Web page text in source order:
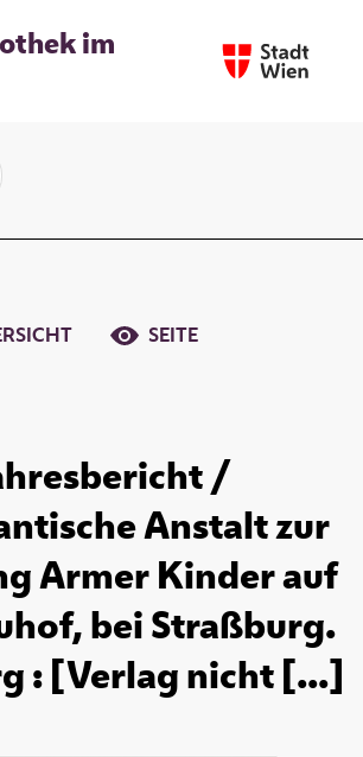
im
SEITE
/
Anstalt zur
Armer Kinder auf
bei Straßburg.
: [Verlag nicht [...]